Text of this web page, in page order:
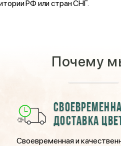
РФ или стран СНГ.
Почему
доставка
Своевременная и